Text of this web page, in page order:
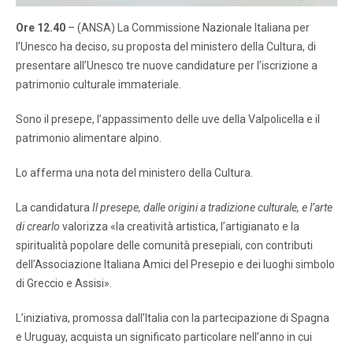
Ore 12.40 – (ANSA) La Commissione Nazionale Italiana per
l’Unesco ha deciso, su proposta del ministero della Cultura, di
presentare all’Unesco tre nuove candidature per l’iscrizione a
patrimonio culturale immateriale.
Sono il presepe, l’appassimento delle uve della Valpolicella e il
patrimonio alimentare alpino.
Lo afferma una nota del ministero della Cultura.
La candidatura Il presepe, dalle origini a tradizione culturale, e l’arte
di crearlo valorizza «la creatività artistica, l’artigianato e la
spiritualità popolare delle comunità presepiali, con contributi
dell’Associazione Italiana Amici del Presepio e dei luoghi simbolo
di Greccio e Assisi».
L’iniziativa, promossa dall’Italia con la partecipazione di Spagna
e Uruguay, acquista un significato particolare nell’anno in cui